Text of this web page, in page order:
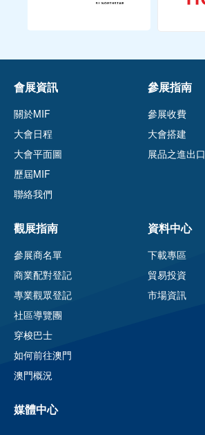
會展資訊
關於MIF
大會日程
大會平面圖
歷屆MIF
聯絡我們
參展指南
參展收費
大會搭建
展品之進出口
觀展指南
參展商名單
商業配對登記
專業觀眾登記
社區導覽團
穿梭巴士
如何前往澳門
澳門概況
資料中心
下載專區
貿易投資
市場資訊
媒體中心